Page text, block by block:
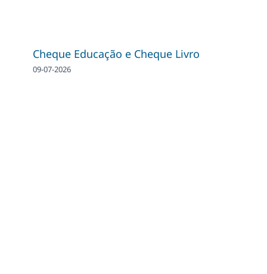
Cheque Educação e Cheque Livro
09-07-2026